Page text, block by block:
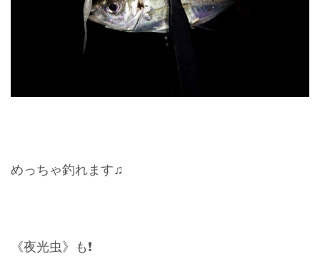
めっちゃ釣れます♫
《夜光虫》も❗️